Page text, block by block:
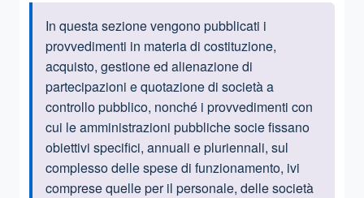
Informazioni introduttive
In questa sezione vengono pubblicati i
provvedimenti in materia di costituzione,
acquisto, gestione ed alienazione di
partecipazioni e quotazione di società a
controllo pubblico, nonché i provvedimenti con
cui le amministrazioni pubbliche socie fissano
obiettivi specifici, annuali e pluriennali, sul
complesso delle spese di funzionamento, ivi
comprese quelle per il personale, delle società